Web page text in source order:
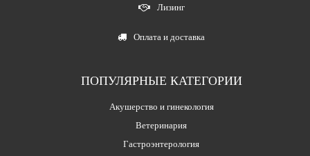
Лизинг
Оплата и доставка
ПОПУЛЯРНЫЕ КАТЕГОРИИ
Акушерство и гинекология
Ветеринария
Гастроэнтерология